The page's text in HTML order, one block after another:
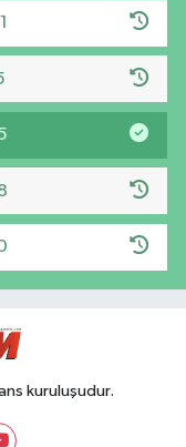
kuruluşudur.